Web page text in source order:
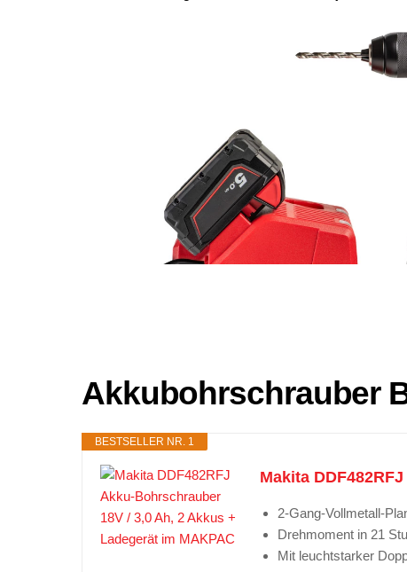
Akkubohrschrauber
BESTSELLER NR. 1
Makita
2-Gang-Vollmetall-
Drehmoment in 21
Mit leuchtstarker